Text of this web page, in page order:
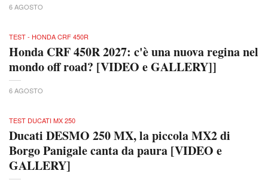
6 AGOSTO
TEST - HONDA CRF 450R
Honda CRF 450R 2027: c'è una nuova regina nel
mondo off road? [VIDEO e GALLERY]]
6 AGOSTO
TEST DUCATI MX 250
Ducati DESMO 250 MX, la piccola MX2 di
Borgo Panigale canta da paura [VIDEO e
GALLERY]